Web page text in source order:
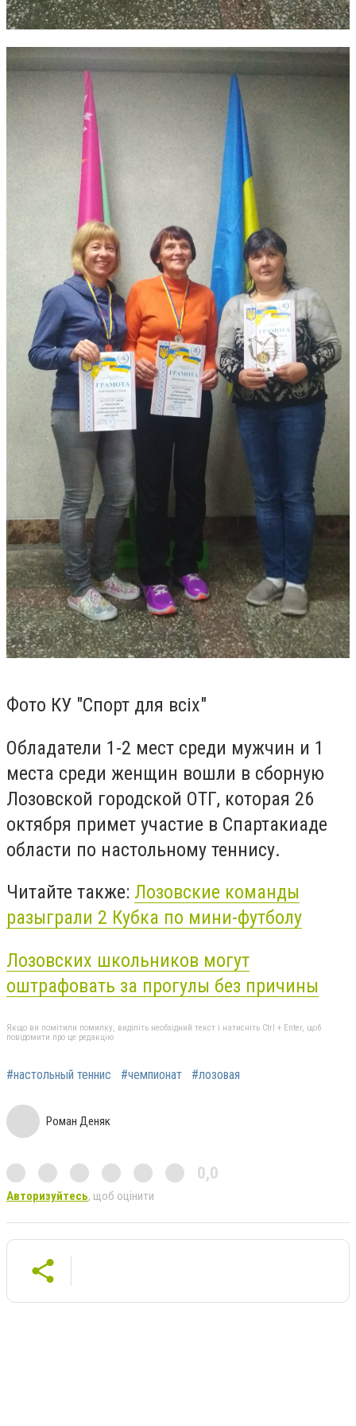
Фото КУ "Спорт для всіх"
Обладатели 1-2 мест среди мужчин и 1
места среди женщин вошли в сборную
Лозовской городской ОТГ, которая 26
октября примет участие в Спартакиаде
области по настольному теннису.
Читайте также: Лозовские команды
разыграли 2 Кубка по мини-футболу
Лозовских школьников могут
оштрафовать за прогулы без причины
Якщо ви помітили помилку, виділіть необхідний текст і натисніть Ctrl + Enter, щоб
повідомити про це редакцію
#настольный теннис #чемпионат #лозовая
Роман Деняк
0,0
Авторизуйтесь, щоб оцінити